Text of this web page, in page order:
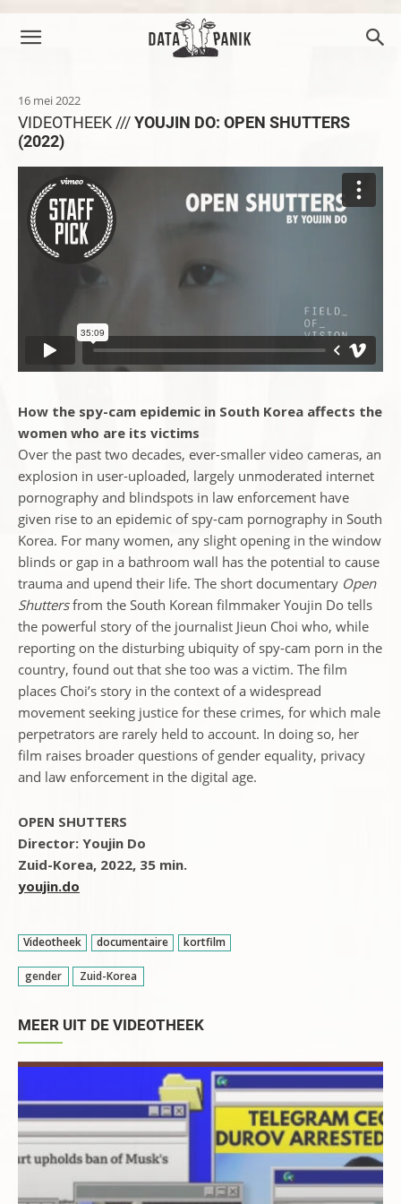
16 mei 2022
VIDEOTHEEK ///YOUJIN DO: OPEN SHUTTERS
(2022)
How the spy-cam epidemic in South Korea affects the
women who are its victims
Over the past two decades, ever-smaller video cameras, an
explosion in user-uploaded, largely unmoderated internet
pornography and blindspots in law enforcement have
given rise to an epidemic of spy-cam pornography in South
Korea. For many women, any slight opening in the window
blinds or gap in a bathroom wall has the potential to cause
trauma and upend their life. The short documentary Open
Shuttersfrom the South Korean filmmaker Youjin Do tells
the powerful story of the journalist Jieun Choi who, while
reporting on the disturbing ubiquity of spy-cam porn in the
country, found out that she too was a victim. The film
places Choi’s story in the context of a widespread
movement seeking justice for these crimes, for which male
perpetrators are rarely held to account. In doing so, her
film raises broader questions of gender equality, privacy
and law enforcement in the digital age.
OPEN SHUTTERS
Director: Youjin Do
Zuid-Korea, 2022, 35 min.
youjin.do
Videotheek documentaire kortfilm
gender Zuid-Korea
MEER UIT DE VIDEOTHEEK